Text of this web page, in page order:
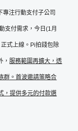
注行動支付子公司
支付需求，今日(1月
式上線。Pi拍錢包除
，服務範圍再擴大，透
群。首波邀請策略合
，提供多元的付款選